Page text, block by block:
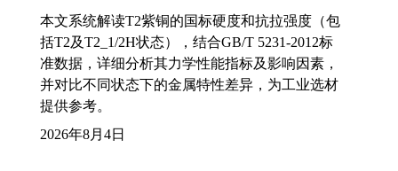
本文系统解读T2紫铜的国标硬度和抗拉强度（包
括T2及T2_1/2H状态），结合GB/T 5231-2012标
准数据，详细分析其力学性能指标及影响因素，
并对比不同状态下的金属特性差异，为工业选材
提供参考。
2026年8月4日